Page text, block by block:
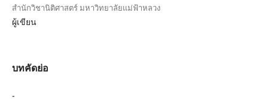
สำนักวิชานิติศาสตร์ มหาวิทยาลัยแม่ฟ้าหลวง
ผู้เขียน
บทคัดย่อ
-